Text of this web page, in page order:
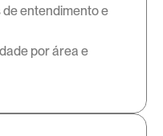
entendimento e
por área e